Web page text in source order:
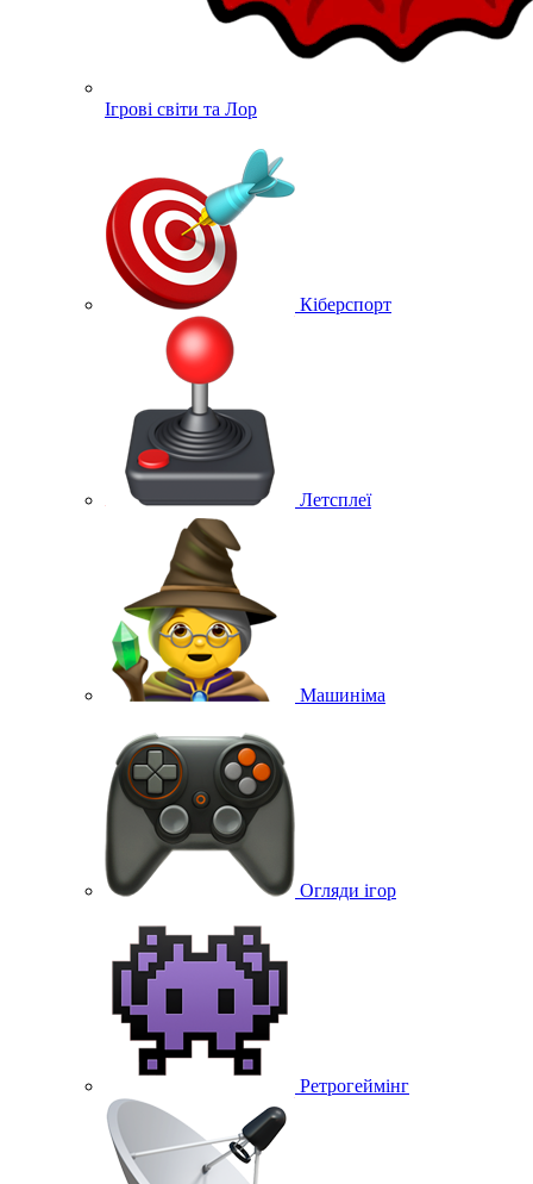
Ігрові світи та Лор
Кіберспорт
Летсплеї
Машиніма
Огляди ігор
Ретрогеймінг